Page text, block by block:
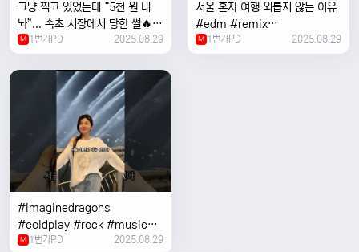
그냥 찍고 있었는데 “5천 원 내
놔”... 속초 시장에서 당한 썰🔥
M 1번가PD 2025.08.29
서울 혼자 여행 외릅지 않는 이유
#edm #remix
#electronicmusic #singer
#newmusic #music #여행
M 1번가PD 2025.08.29
#imaginedragons
#coldplay #rock #music
#concert
M 1번가PD 2025.08.29